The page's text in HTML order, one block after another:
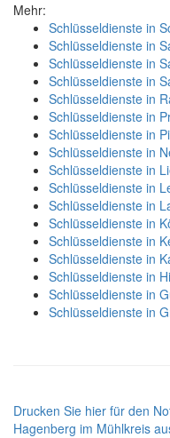
Mehr:
Schlüsseldienste in
Schlüsseldienste in
Schlüsseldienste in
Schlüsseldienste in
Schlüsseldienste in
Schlüsseldienste in
Schlüsseldienste in
Schlüsseldienste in
Schlüsseldienste in
Schlüsseldienste in
Schlüsseldienste in
Schlüsseldienste in
Schlüsseldienste in
Schlüsseldienste in
Schlüsseldienste in
Schlüsseldienste in
Schlüsseldienste in
Drucken Sie hier für den
Hagenberg im Mühlkreis